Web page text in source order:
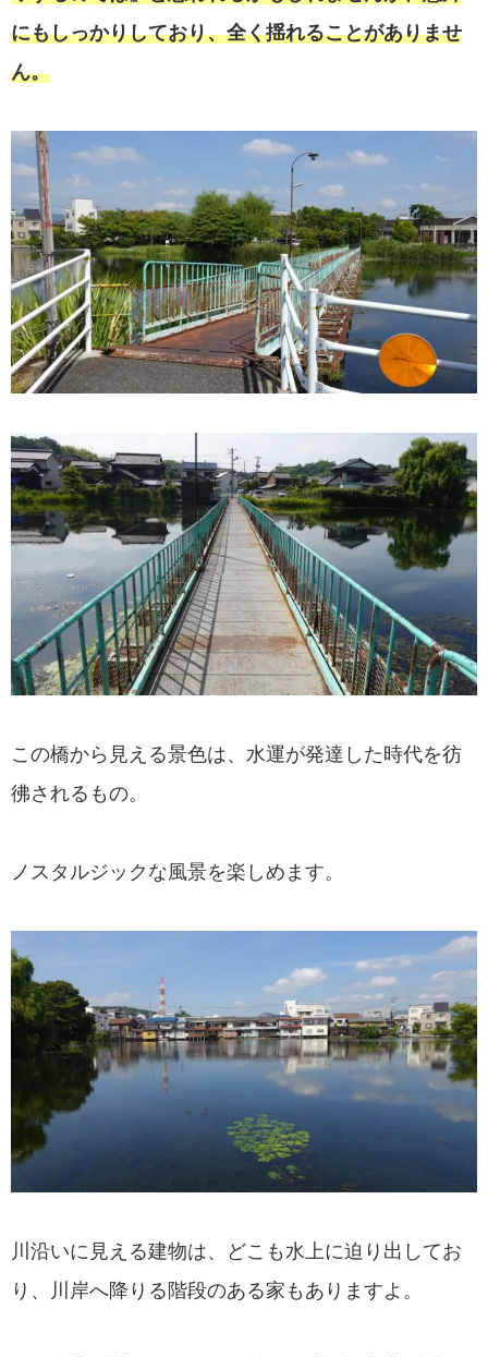
にもしっかりしており、全く揺れることがありませ
ん。
この橋から見える景色は、水運が発達した時代を彷
彿されるもの。
ノスタルジックな風景を楽しめます。
川沿いに見える建物は、どこも水上に迫り出してお
り、川岸へ降りる階段のある家もありますよ。